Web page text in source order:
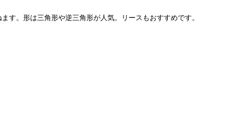
す。形は三角形や逆三角形が人気。リースもおすすめです。